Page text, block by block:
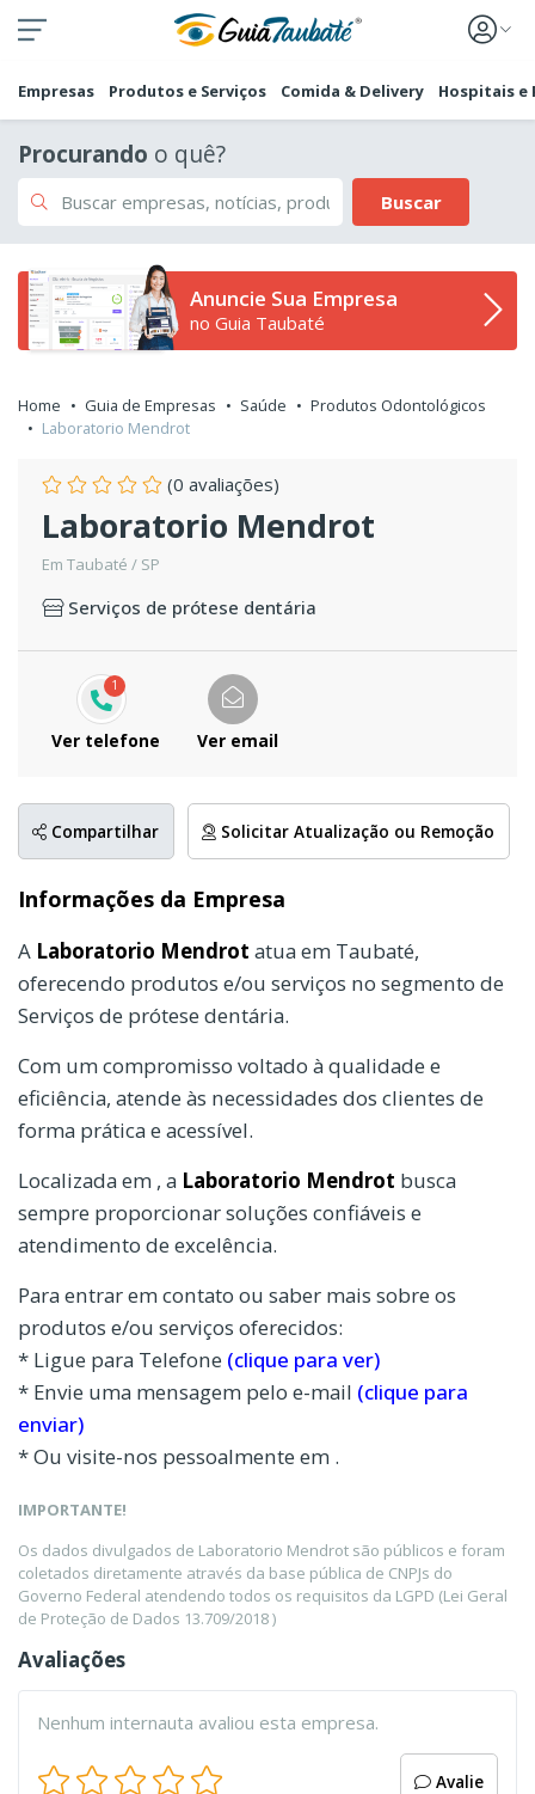
Empresas Produtos e Serviços Comida & Delivery Hospitais e
Procurando o quê?
Buscar
Anuncie Sua Empresa
no Guia Taubaté
Home Guia de Empresas Saúde
Produtos Odontológicos
Laboratorio Mendrot
(0 avaliações)
Laboratorio Mendrot
Em Taubaté / SP
Serviços de prótese dentária
1
Ver telefone Ver email
Compartilhar Solicitar Atualização ou Remoção
Informações da Empresa
A Laboratorio Mendrot atua em Taubaté,
oferecendo produtos e/ou serviços no segmento de
Serviços de prótese dentária.
Com um compromisso voltado à qualidade e
eficiência, atende às necessidades dos clientes de
forma prática e acessível.
Localizada em , a Laboratorio Mendrot busca
sempre proporcionar soluções confiáveis e
atendimento de excelência.
Para entrar em contato ou saber mais sobre os
produtos e/ou serviços oferecidos:
* Ligue para Telefone (clique para ver)
* Envie uma mensagem pelo e-mail (clique para
enviar)
* Ou visite-nos pessoalmente em .
IMPORTANTE!
Os dados divulgados de Laboratorio Mendrot são públicos e foram
coletados diretamente através da base pública de CNPJs do
Governo Federal atendendo todos os requisitos da LGPD (Lei Geral
de Proteção de Dados 13.709/2018 )
Avaliações
Nenhum internauta avaliou esta empresa.
Avalie